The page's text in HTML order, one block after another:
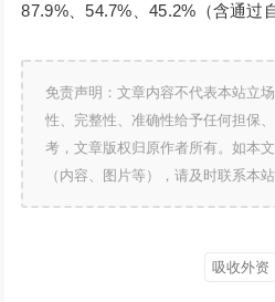
87.9%、54.7%、45.2%（含通过
免责声明：文章内容不代表本站立
性、完整性、准确性给予任何担保
考，文章版权归原作者所有。如本
（内容、图片等），请及时联系本
吸收外资